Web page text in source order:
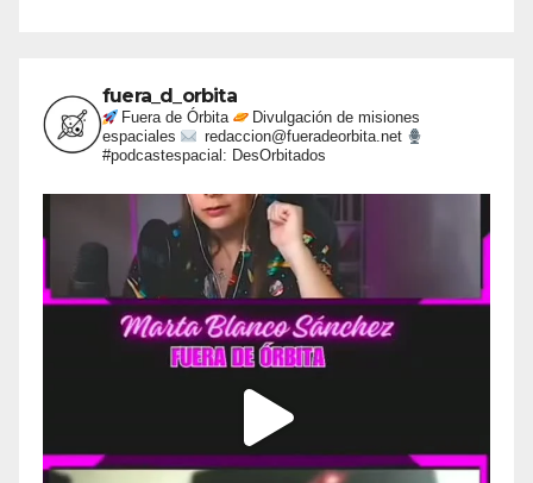
fuera_d_orbita
Fuera de Órbita
Divulgación de misiones
espaciales
redaccion@fueradeorbita.net
#podcastespacial: DesOrbitados